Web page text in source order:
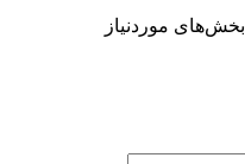
بخش‌های موردنیاز